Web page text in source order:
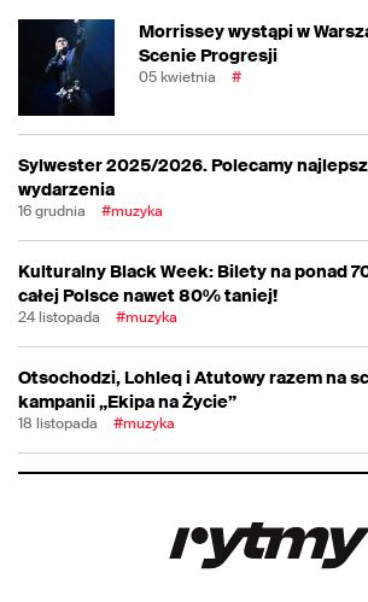
Morrissey wystąpi w
Scenie Progresji
05 kwietnia #
Sylwester 2025/2026. Polecamy
wydarzenia
16 grudnia #muzyka
Kulturalny Black Week: Bilety na ponad
całej Polsce nawet 80% taniej!
24 listopada #muzyka
Otsochodzi, Lohleq i Atutowy razem na
kampanii „Ekipa na Życie”
18 listopada #muzyka